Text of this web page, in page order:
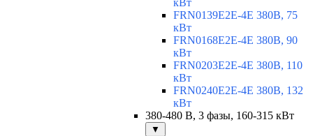
кВт
FRN0139E2E-4E 380В, 75
кВт
FRN0168E2E-4E 380В, 90
кВт
FRN0203E2E-4E 380В, 110
кВт
FRN0240E2E-4E 380В, 132
кВт
380-480 В, 3 фазы, 160-315 кВт
▼